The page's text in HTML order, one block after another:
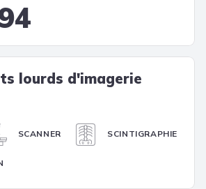
lourds d'imagerie
SCANNER SCINTIGRAPHIE